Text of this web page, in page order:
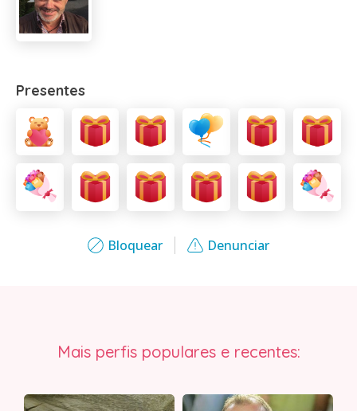
Bloquear Denunciar
Presentes
Mais perfis populares e recentes: